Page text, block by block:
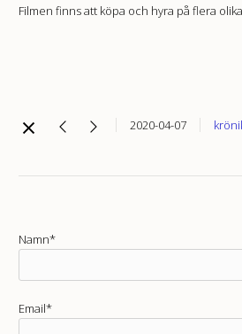
Filmen finns att köpa och hyra på flera
2020-04-07
Namn*
Email*